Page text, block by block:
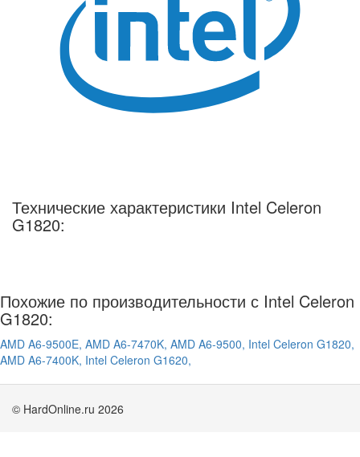
Технические характеристики Intel Celeron
G1820:
Похожие по производительности с Intel Celeron
G1820:
AMD A6-9500E, AMD A6-7470K, AMD A6-9500, Intel Celeron G1820,
AMD A6-7400K, Intel Celeron G1620,
© HardOnline.ru 2026